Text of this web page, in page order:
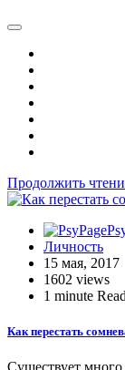
Продолжить
Личность
15 мая, 2017
1602 views
1 minute Read
Как перестать
Существует много